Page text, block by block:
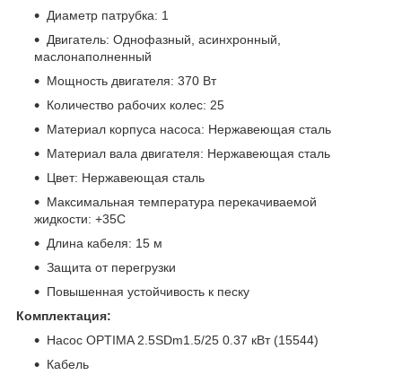
Диаметр патрубка: 1
Двигатель: Однофазный, асинхронный,
маслонаполненный
Мощность двигателя: 370 Вт
Количество рабочих колес: 25
Материал корпуса насоса: Нержавеющая сталь
Материал вала двигателя: Нержавеющая сталь
Цвет: Нержавеющая сталь
Максимальная температура перекачиваемой
жидкости: +35С
Длина кабеля: 15 м
Защита от перегрузки
Повышенная устойчивость к песку
Комплектация:
Насос OPTIMA 2.5SDm1.5/25 0.37 кВт (15544)
Кабель